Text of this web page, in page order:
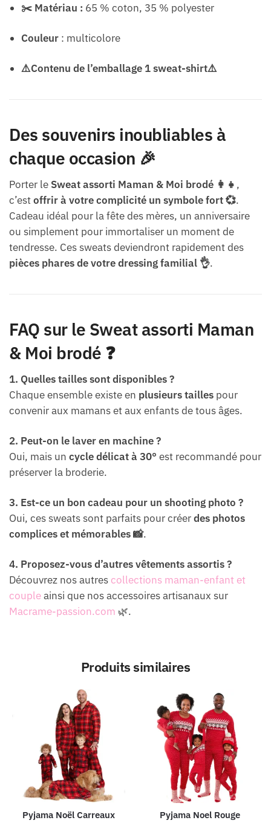
✂️ Matériau : 65 % coton, 35 % polyester
Couleur : multicolore
⚠️Contenu de l’emballage 1 sweat-shirt⚠️
Des souvenirs inoubliables à
chaque occasion 🎉
Porter le Sweat assorti Maman & Moi brodé 👩‍👧 ,
c’estoffrir à votre complicité un symbole fort 💞.
Cadeau idéal pour la fête des mères, un anniversaire
ou simplement pour immortaliser un moment de
tendresse. Ces sweats deviendront rapidement des
pièces phares de votre dressing familial 👌.
FAQ sur le Sweat assorti Maman
& Moi brodé ❓
1. Quelles tailles sont disponibles ?
Chaque ensemble existe en plusieurs tailles pour
convenir aux mamans et aux enfants de tous âges.
2. Peut-on le laver en machine ?
Oui, mais un cycle délicat à 30° est recommandé pour
préserver la broderie.
3. Est-ce un bon cadeau pour un shooting photo ?
Oui, ces sweats sont parfaits pour créerdes photos
complices et mémorables 📸.
4. Proposez-vous d’autres vêtements assortis ?
Découvrez nos autres collections maman-enfant et
coupleainsi que nos accessoires artisanaux sur
Macrame-passion.com 🌿.
Produits similaires
Pyjama Noël Carreaux Pyjama Noel Rouge